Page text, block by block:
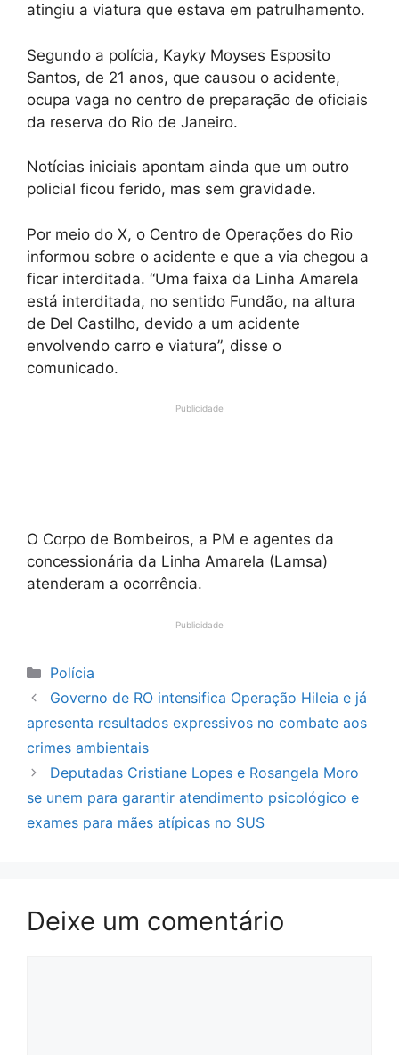
atingiu a viatura que estava em patrulhamento.
Segundo a polícia, Kayky Moyses Esposito
Santos, de 21 anos, que causou o acidente,
ocupa vaga no centro de preparação de oficiais
da reserva do Rio de Janeiro.
Notícias iniciais apontam ainda que um outro
policial ficou ferido, mas sem gravidade.
Por meio do X, o Centro de Operações do Rio
informou sobre o acidente e que a via chegou a
ficar interditada. “Uma faixa da Linha Amarela
está interditada, no sentido Fundão, na altura
de Del Castilho, devido a um acidente
envolvendo carro e viatura”, disse o
comunicado.
Publicidade
O Corpo de Bombeiros, a PM e agentes da
concessionária da Linha Amarela (Lamsa)
atenderam a ocorrência.
Publicidade
Categorias
Polícia
Governo de RO intensifica Operação Hileia e já
apresenta resultados expressivos no combate aos
crimes ambientais
Deputadas Cristiane Lopes e Rosangela Moro
se unem para garantir atendimento psicológico e
exames para mães atípicas no SUS
Deixe um comentário